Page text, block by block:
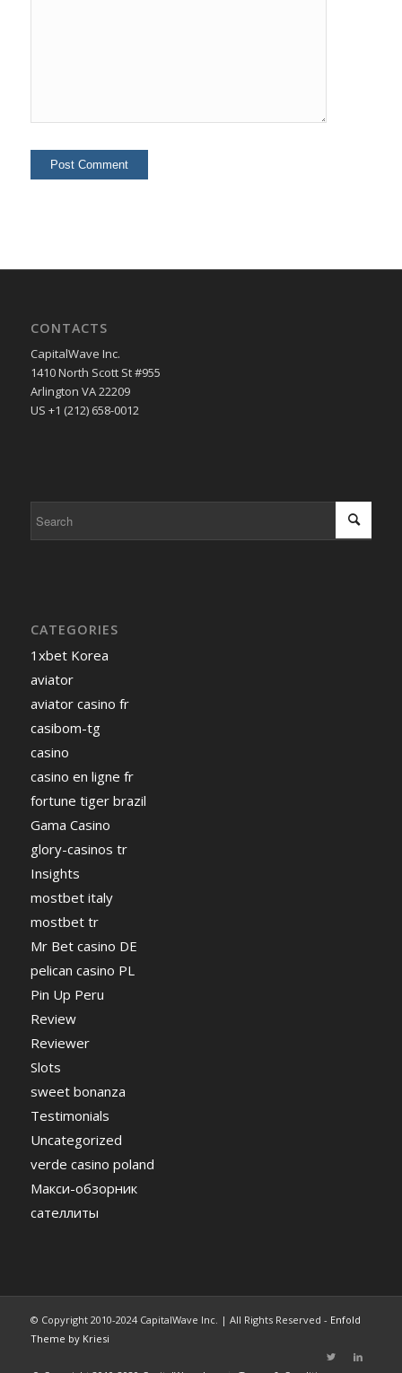
CONTACTS
CapitalWave Inc.
1410 North Scott St #955
Arlington VA 22209
US +1 (212) 658-0012
CATEGORIES
1xbet Korea
aviator
aviator casino fr
casibom-tg
casino
casino en ligne fr
fortune tiger brazil
Gama Casino
glory-casinos tr
Insights
mostbet italy
mostbet tr
Mr Bet casino DE
pelican casino PL
Pin Up Peru
Review
Reviewer
Slots
sweet bonanza
Testimonials
Uncategorized
verde casino poland
Макси-обзорник
сателлиты
© Copyright 2010-2024 CapitalWave Inc. | All Rights Reserved - Enfold
Theme by Kriesi